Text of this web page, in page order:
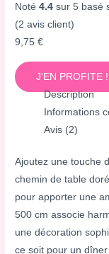
Noté4.4 sur 5 basé
(2 avis client)
9,75€
J'EN PROFITE !
Description
Informations
Avis (2)
Ajoutez une touche
chemin de table
pour apporter une
500 cm associe
une décoration
ce soit pour un